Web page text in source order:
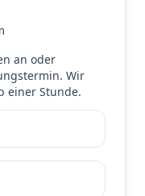
an oder
Wir
einer Stunde.